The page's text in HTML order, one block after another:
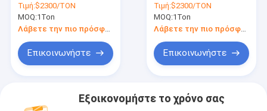
με σεντόνι 304
διατρυπημένου χιλ.
συνόλου φύλλων
Τιμή:$2300/TON
MOQ:1Ton
Λάβετε την πιο πρόσφατη τιμή
Επικοινωνήστε
12 11 το μετρητή 10
φύλλο ανοξείδωτου
μετρητών
Τιμή:$2300/TON
MOQ:1Ton
Επικοινωνήστε
Εξοικονομήστε το χρόνο σας